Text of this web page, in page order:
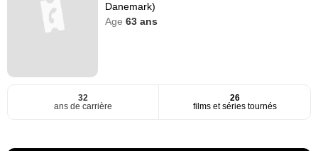
Danemark)
Age63 ans
32
ans de carrière
26
films et séries tournés